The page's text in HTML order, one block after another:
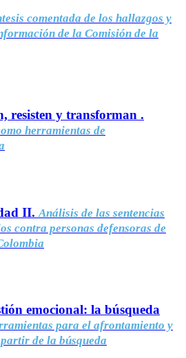
comentada de los hallazgos y
de la Comisión de la
resisten y transforman .
herramientas de
II. Análisis de las sentencias
contra personas defensoras de
emocional: la búsqueda
para el afrontamiento y
de la búsqueda